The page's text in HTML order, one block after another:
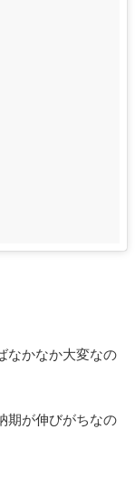
なかなか大変なの
期が伸びがちなの